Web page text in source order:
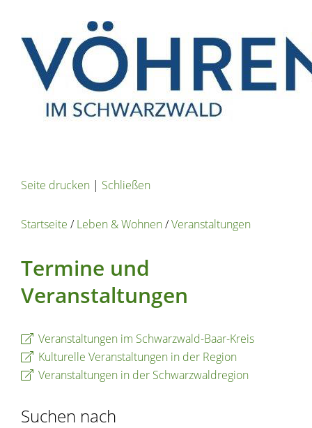
Seite drucken | Schließen
Startseite /Leben & Wohnen/Veranstaltungen
Termine und
Veranstaltungen
Veranstaltungen im Schwarzwald-Baar-Kreis
Kulturelle Veranstaltungen in der Region
Veranstaltungen in der Schwarzwaldregion
Suchen nach